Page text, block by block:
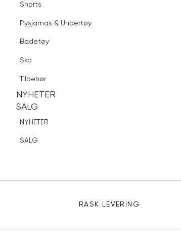
Sko
Tilbehør
NYHETER
SALG
NYHETER
SALG
Shorts
Pysjamas & Undertøy
Badetøy
Sko
Tilbehør
NYHETER
SALG
NYHETER
SALG
Gensere & Cardigans
Bukser & Jeans
Topper & T-skjorter
Sko
Tilbehør
Sidebunn
RASK LEVERING